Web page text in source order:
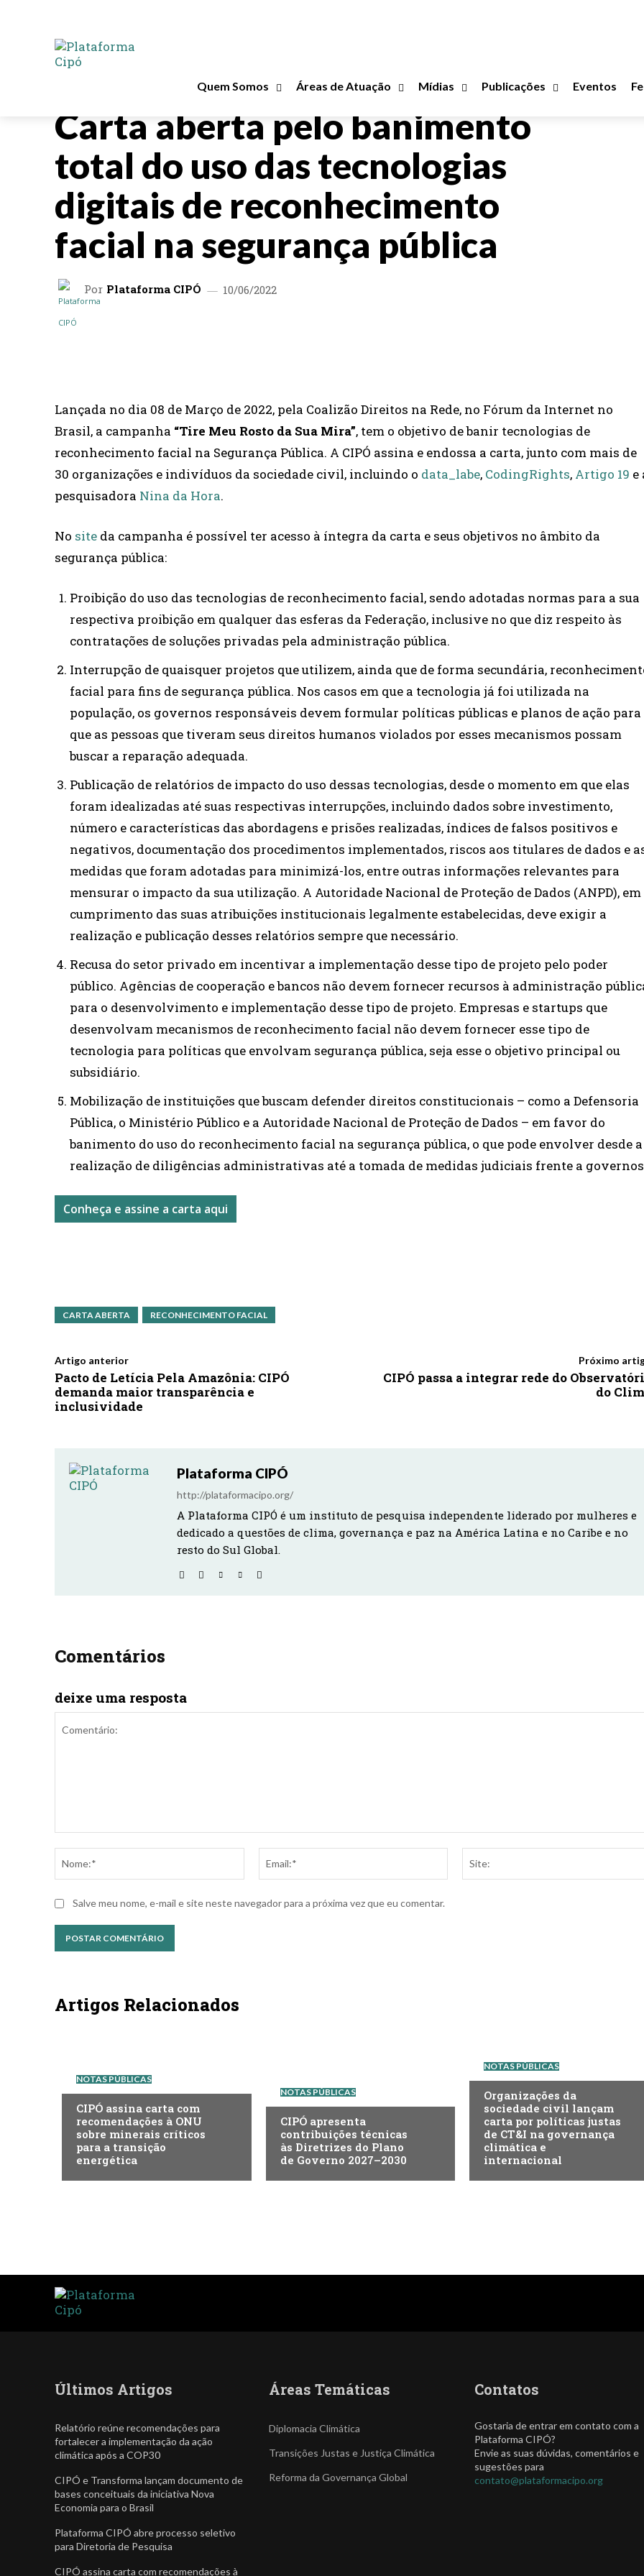
Quem Somos Áreas de Atuação Mídias Publicações Eventos
Carta aberta pelo banimento
total do uso das tecnologias
digitais de reconhecimento
facial na segurança pública
Por Plataforma CIPÓ 10/06/2022
Lançada no dia 08 de Março de 2022, pela Coalizão Direitos na Rede, no Fórum da Internet no
Brasil, a campanha “Tire Meu Rosto da Sua Mira”, tem o objetivo de banir tecnologias de
reconhecimento facial na Segurança Pública. A CIPÓ assina e endossa a carta, junto com mais de
30 organizações e indivíduos da sociedade civil, incluindo o data_labe, CodingRights, Artigo 19 e
pesquisadora Nina da Hora.
No site da campanha é possível ter acesso à íntegra da carta e seus objetivos no âmbito da
segurança pública:
Proibição do uso das tecnologias de reconhecimento facial, sendo adotadas normas para a sua
respectiva proibição em qualquer das esferas da Federação, inclusive no que diz respeito às
contratações de soluções privadas pela administração pública.
Interrupção de quaisquer projetos que utilizem, ainda que de forma secundária,
facial para fins de segurança pública. Nos casos em que a tecnologia já foi utilizada na
população, os governos responsáveis devem formular políticas públicas e planos de ação para
que as pessoas que tiveram seus direitos humanos violados por esses mecanismos possam
buscar a reparação adequada.
Publicação de relatórios de impacto do uso dessas tecnologias, desde o momento em que elas
foram idealizadas até suas respectivas interrupções, incluindo dados sobre investimento,
número e características das abordagens e prisões realizadas, índices de falsos positivos e
negativos, documentação dos procedimentos implementados, riscos aos titulares de dados e
medidas que foram adotadas para minimizá-los, entre outras informações relevantes para
mensurar o impacto da sua utilização. A Autoridade Nacional de Proteção de Dados (ANPD), em
cumprimento das suas atribuições institucionais legalmente estabelecidas, deve exigir a
realização e publicação desses relatórios sempre que necessário.
Recusa do setor privado em incentivar a implementação desse tipo de projeto pelo poder
público. Agências de cooperação e bancos não devem fornecer recursos à administração
para o desenvolvimento e implementação desse tipo de projeto. Empresas e startups que
desenvolvam mecanismos de reconhecimento facial não devem fornecer esse tipo de
tecnologia para políticas que envolvam segurança pública, seja esse o objetivo principal ou
subsidiário.
Mobilização de instituições que buscam defender direitos constitucionais – como a Defensoria
Pública, o Ministério Público e a Autoridade Nacional de Proteção de Dados – em favor do
banimento do uso do reconhecimento facial na segurança pública, o que pode envolver desde a
realização de diligências administrativas até a tomada de medidas judiciais frente a
Conheça e assine a carta aqui
CARTA ABERTA RECONHECIMENTO FACIAL
Artigo anterior
Pacto de Letícia Pela Amazônia: CIPÓ
demanda maior transparência e
inclusividade
Próximo
CIPÓ passa a integrar rede do
do
Plataforma CIPÓ
http://plataformacipo.org/
A Plataforma CIPÓ é um instituto de pesquisa independente liderado por mulheres e
dedicado a questões de clima, governança e paz na América Latina e no Caribe e no
resto do Sul Global.
Comentários
deixe uma resposta
Salve meu nome, e-mail e site neste navegador para a próxima vez que eu comentar.
Artigos Relacionados
NOTAS PÚBLICAS
CIPÓ assina carta com
recomendações à ONU
sobre minerais críticos
para a transição
energética
NOTAS PÚBLICAS
CIPÓ apresenta
contribuições técnicas
às Diretrizes do Plano
de Governo 2027–2030
NOTAS PÚBLICAS
Organizações da
sociedade civil lançam
carta por políticas justas
de CT&I na governança
climática e
internacional
Últimos Artigos
Relatório reúne recomendações para
fortalecer a implementação da ação
climática após a COP30
CIPÓ e Transforma lançam documento de
bases conceituais da iniciativa Nova
Economia para o Brasil
Plataforma CIPÓ abre processo seletivo
para Diretoria de Pesquisa
CIPÓ assina carta com recomendações à
Áreas Temáticas
Diplomacia Climática
Transições Justas e Justiça Climática
Reforma da Governança Global
Contatos
Gostaria de entrar em contato com a
Plataforma CIPÓ?
Envie as suas dúvidas, comentários e
sugestões para
contato@plataformacipo.org